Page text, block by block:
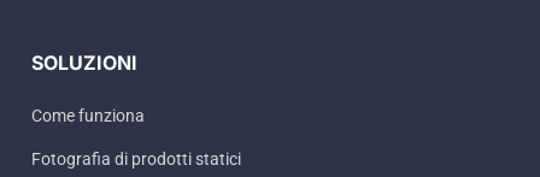
SOLUZIONI
Come funziona
Fotografia di prodotti statici